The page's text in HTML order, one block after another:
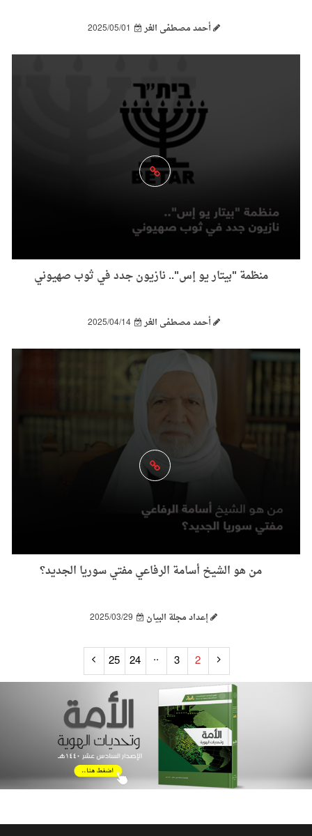
أحمد مصطفى الغر 2025/05/01
منظمة "بيتار يو إس".. نازيون جدد في ثوب صهيوني
أحمد مصطفى الغر 2025/04/14
من هو الشيخ أسامة الرفاعي مفتي سوريا الجديد؟
إعداد مجلة البيان 2025/03/29
2
3
..
24
25